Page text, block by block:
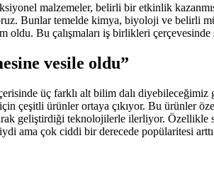
malzemeler, belirli bir etkinlik
Bunlar temelde kimya, biyoloji ve belirli
oldu. Bu çalışmaları iş birlikleri
vesile oldu”
üç farklı alt bilim dalı
çeşitli ürünler ortaya çıkıyor. Bu ürünler
geliştirdiği teknolojilerle ilerliyor. Özellikle
ama çok ciddi bir derecede popülaritesi